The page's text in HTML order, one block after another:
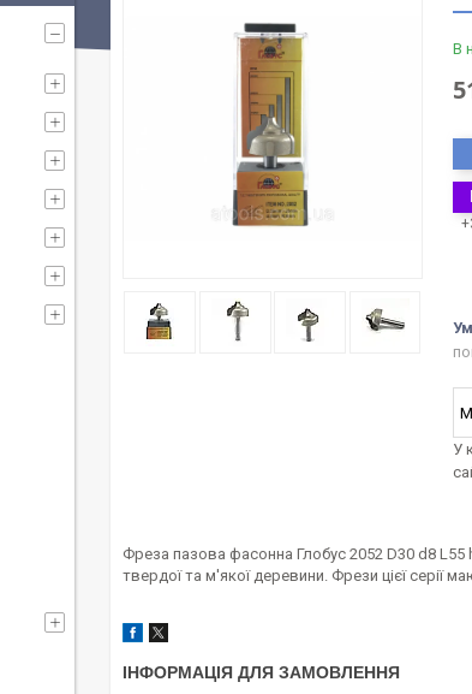
В
У
Фреза пазова фасонна Глобус 2052 D30 d8
твердої та м'якої деревини. Фрези цієї серії
ІНФОРМАЦІЯ ДЛЯ ЗАМОВЛЕННЯ